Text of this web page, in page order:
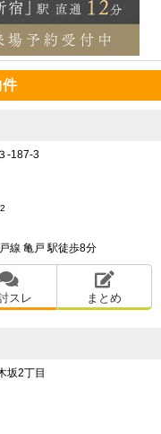
-187-3
2
線 亀戸 駅徒歩8分
スレ まとめ
坂2丁目